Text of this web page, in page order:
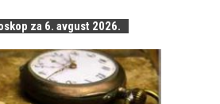
za 6. avgust 2026.